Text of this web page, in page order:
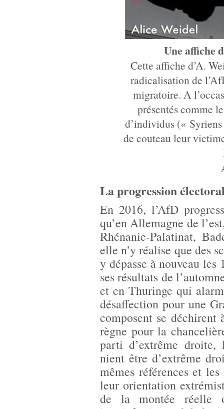
Une affiche
Cette affiche d’A.
radicalisation de
migratoire. A
présentés comme
d’individus («
de couteau leur
La progression
En 2016, l’AfD
qu’en Allemagne de
Rhénanie-Palatinat,
elle n’y réalise que des
y dépasse à nouveau
ses résultats de
et en Thuringe qui
désaffection pour une
composent se
règne pour la
parti d’extrême
nient être d’extrême
mêmes références et
leur orientation
de la montée réelle